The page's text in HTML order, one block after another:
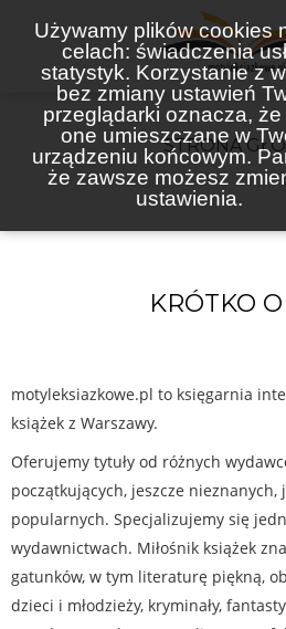
Używamy plików cookies
celach: świadczenia
statystyk. Korzystanie z
bez zmiany ustawień
przeglądarki oznacza, że
one umieszczane w
urządzeniu końcowym.
że zawsze możesz
ustawienia.
STRONA
KRÓTKO
motyleksiazkowe.pl to księgarnia
książek z Warszawy.
Oferujemy tytuły od różnych
początkujących, jeszcze
popularnych. Specjalizujemy się
wydawnictwach. Miłośnik książek
gatunków, w tym literaturę piękną,
dzieci i młodzieży, kryminały,